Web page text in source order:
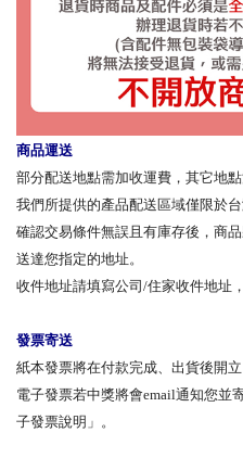
商品運送
部分配送地點需加收運費，其它地點
我們所提供的產品配送區域僅限於台
確認交易條件無誤且有庫存後，商
送達您指定的地址。
收件地址請填寫公司/住家收件地址
發票寄送
紙本發票將在付款完成、出貨後開立
電子發票若中獎將會email通知您並
子發票說明」。